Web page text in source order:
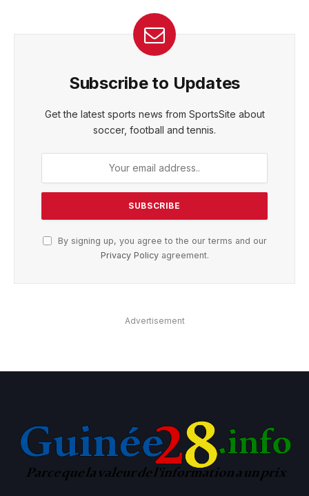
Subscribe to Updates
Get the latest sports news from SportsSite about
soccer, football and tennis.
By signing up, you agree to the our terms and our
Privacy Policyagreement.
Advertisement